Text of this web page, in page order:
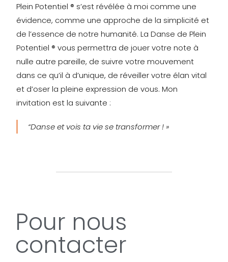
Plein Potentiel ® s’est révélée à moi comme une
évidence, comme une approche de la simplicité et
de l’essence de notre humanité. La Danse de Plein
Potentiel ® vous permettra de jouer votre note à
nulle autre pareille, de suivre votre mouvement
dans ce qu’il à d’unique, de réveiller votre élan vital
et d’oser la pleine expression de vous. Mon
invitation est la suivante :
“Danse et vois ta vie se transformer ! »
Pour nous
contacter